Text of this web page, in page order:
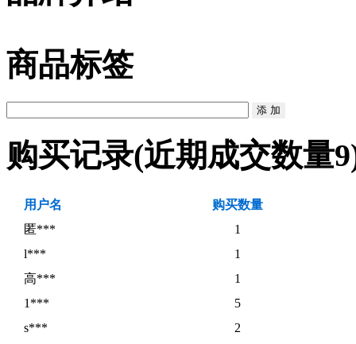
商品标签
购买记录(近期成交数量9
用户名
购买数量
匿***
1
l***
1
高***
1
1***
5
s***
2